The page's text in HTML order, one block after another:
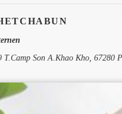
T.Camp Son A.Khao Kho, 67280